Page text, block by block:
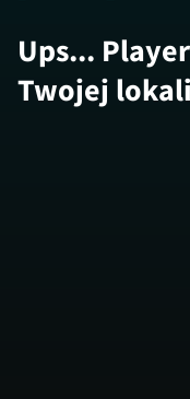
Ups...
Twojej